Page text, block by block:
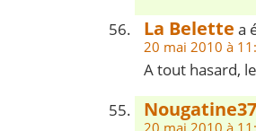
La Belette a
20 mai 2010 à
A tout hasard,
Nougatine37
20 mai 2010 à